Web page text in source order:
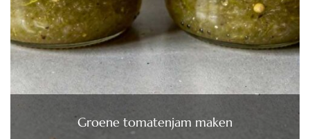
Groene tomatenjam maken